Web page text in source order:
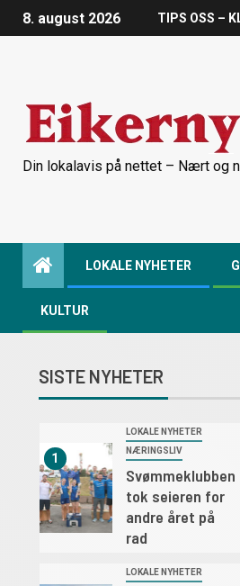
8. august 2026 TIPS OSS –
Din lokalavis på nettet – Nært og
LOKALE NYHETER
KULTUR
SISTE NYHETER
1
LOKALE NYHETER
NÆRINGSLIV
Svømmeklubben
tok seieren for
andre året på
rad
LOKALE NYHETER